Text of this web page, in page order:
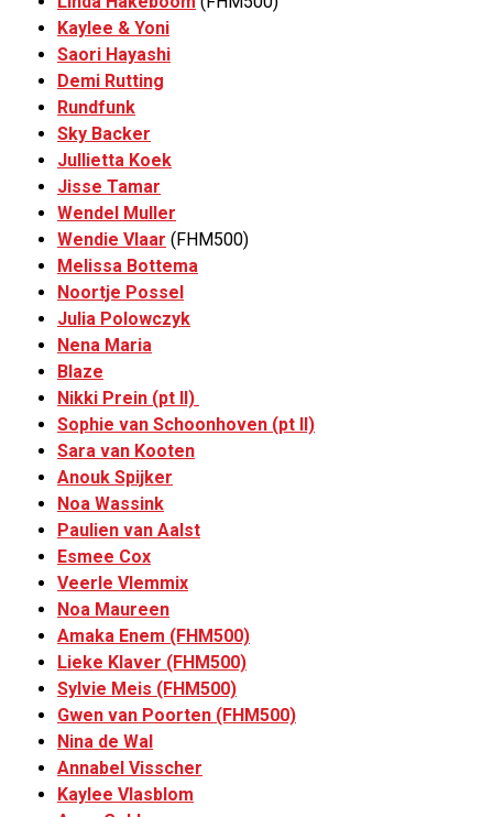
Kaylee & Yoni
Saori Hayashi
Demi Rutting
Rundfunk
Sky Backer
Jullietta Koek
Jisse Tamar
Wendel Muller
Wendie Vlaar (FHM500)
Melissa Bottema
Noortje Possel
Julia Polowczyk
Nena Maria
Blaze
Nikki Prein (pt II)
Sophie van Schoonhoven (pt II)
Sara van Kooten
Anouk Spijker
Noa Wassink
Paulien van Aalst
Esmee Cox
Veerle Vlemmix
Noa Maureen
Amaka Enem (FHM500)
Lieke Klaver (FHM500)
Sylvie Meis (FHM500)
Gwen van Poorten (FHM500)
Nina de Wal
Annabel Visscher
Kaylee Vlasblom